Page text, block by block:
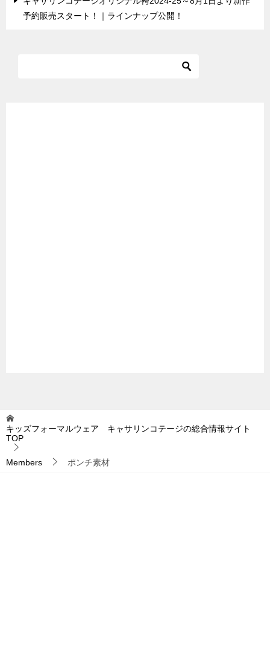
予約販売スタート！｜ラインナップ公開！
キッズフォーマルウェア キャサリンコテージの総合情報サイト
TOP
Members ポンチ素材